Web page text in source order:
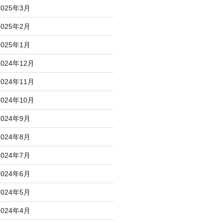
年3月
年2月
年1月
年12月
年11月
年10月
年9月
年8月
年7月
年6月
年5月
年4月